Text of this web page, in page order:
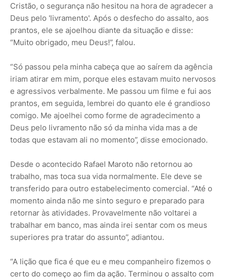
Cristão, o segurança não hesitou na hora de agradecer a
Deus pelo 'livramento'. Após o desfecho do assalto, aos
prantos, ele se ajoelhou diante da situação e disse:
“Muito obrigado, meu Deus!”, falou.
“Só passou pela minha cabeça que ao saírem da agência
iriam atirar em mim, porque eles estavam muito nervosos
e agressivos verbalmente. Me passou um filme e fui aos
prantos, em seguida, lembrei do quanto ele é grandioso
comigo. Me ajoelhei como forme de agradecimento a
Deus pelo livramento não só da minha vida mas a de
todas que estavam ali no momento”, disse emocionado.
Desde o acontecido Rafael Maroto não retornou ao
trabalho, mas toca sua vida normalmente. Ele deve se
transferido para outro estabelecimento comercial. “Até o
momento ainda não me sinto seguro e preparado para
retornar às atividades. Provavelmente não voltarei a
trabalhar em banco, mas ainda irei sentar com os meus
superiores pra tratar do assunto”, adiantou.
“A lição que fica é que eu e meu companheiro fizemos o
certo do começo ao fim da ação. Terminou o assalto com